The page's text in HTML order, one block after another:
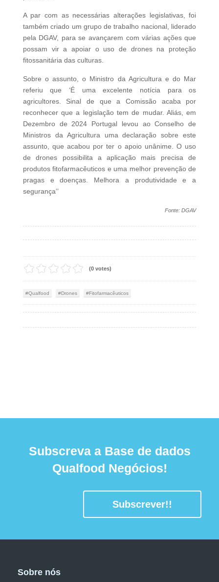
A par com as necessárias alterações legislativas, foi
também criado um grupo de trabalho nacional, liderado
pela DGAV, para se avançarem com várias ações que
possam vir a apoiar o uso de drones na proteção
fitossanitária das culturas.
Sobre o assunto, o Ministro da Agricultura e do Mar
referiu que ‘É uma excelente notícia para os
agricultores. Sinal de que a Comissão acaba por
reconhecer que a legislação tem de mudar. Aliás, em
Dezembro de 2024 Portugal levou ao Conselho de
Ministros da Agricultura uma declaração sobre este
assunto, que acabou por ter o apoio unânime. O uso
de drones possibilita a aplicação mais precisa de
produtos fitofarmacêuticos e uma melhor prevenção de
pragas e doenças. Melhora a produtividade e a
segurança’’
Fonte: DGAV
(0 votes)
Qualfood Drones Fitofarmacêuticos
Subscreva a Base de dados
Qualfood Negócios!
Subscrever!!
Sobre nós